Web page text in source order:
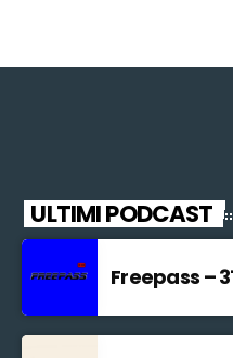
ULTIMI PODCAST
Freepass –